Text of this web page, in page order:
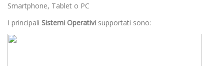
Smartphone, Tablet o PC
I principali Sistemi Operativi supportati sono: